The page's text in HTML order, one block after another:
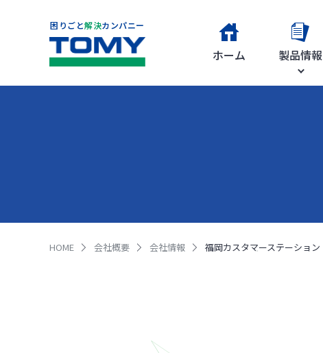
困りごと解決カンパニー
ホーム 製品情報
HOME 会社概要 会社情報 福岡カスタマーステーション